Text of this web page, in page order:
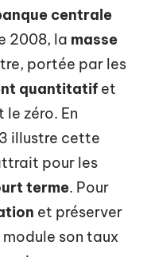
centrale
2008, la masse
portée par les
quantitatif et
zéro. En
illustre cette
pour les
terme. Pour
et préserver
module son taux